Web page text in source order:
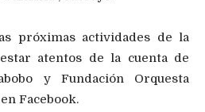
próximas actividades de la
atentos de la cuenta de
y Fundación Orquesta
Facebook.